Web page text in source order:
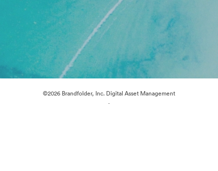
©2026 Brandfolder, Inc. Digital Asset Management
·